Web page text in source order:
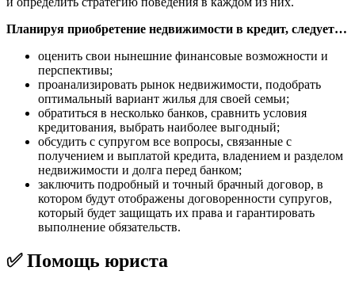
Планируя приобретение недвижимости в кредит, следует…
оценить свои нынешние финансовые возможности и
перспективы;
проанализировать рынок недвижимости, подобрать
оптимальный вариант жилья для своей семьи;
обратиться в несколько банков, сравнить условия
кредитования, выбрать наиболее выгодный;
обсудить с супругом все вопросы, связанные с
получением и выплатой кредита, владением и разделом
недвижимости и долга перед банком;
заключить подробный и точный брачный договор, в
котором будут отображены договоренности супругов,
который будет защищать их права и гарантировать
выполнение обязательств.
✅ Помощь юриста